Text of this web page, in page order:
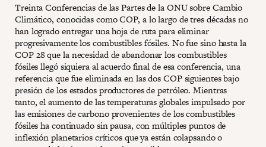
Treinta Conferencias de las Partes de la ONU sobre Cambio
Climático, conocidas como COP, a lo largo de tres décadas no
han logrado entregar una hoja de ruta para eliminar
progresivamente los combustibles fósiles. No fue sino hasta la
COP 28 que la necesidad de abandonar los combustibles
fósiles llegó siquiera al acuerdo final de esa conferencia, una
referencia que fue eliminada en las dos COP siguientes bajo
presión de los estados productores de petróleo. Mientras
tanto, el aumento de las temperaturas globales impulsado por
las emisiones de carbono provenientes de los combustibles
fósiles ha continuado sin pausa, con múltiples puntos de
inflexión planetarios críticos que ya están colapsando o